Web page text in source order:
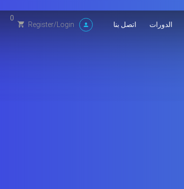
الدورات اتصل بنا Register/Login
0